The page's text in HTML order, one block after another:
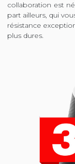
collaboration est
part ailleurs, qui
résistance
plus dures.